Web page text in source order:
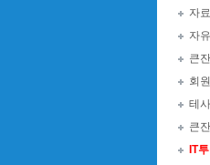
자
자
큰
회
테
큰
IT